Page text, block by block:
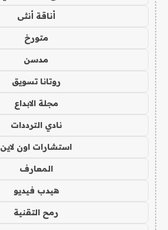
أناقة أنثى
متورخ
مدسن
روتانا تسويق
مجلة الابداع
نادي الترددات
استشارات اون لاين
المعارف
هيدب فيديو
رمح التقنية